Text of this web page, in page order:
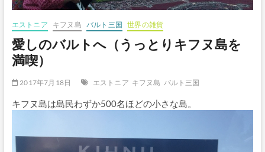
エストニア キフヌ島 バルト三国 世界の雑貨
愛しのバルトへ（うっとりキフヌ島を
満喫）
2017年7月18日 エストニア キフヌ島 バルト三国
キフヌ島は島民わずか500名ほどの小さな島。